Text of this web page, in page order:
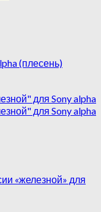
(плесень)
«железной» для